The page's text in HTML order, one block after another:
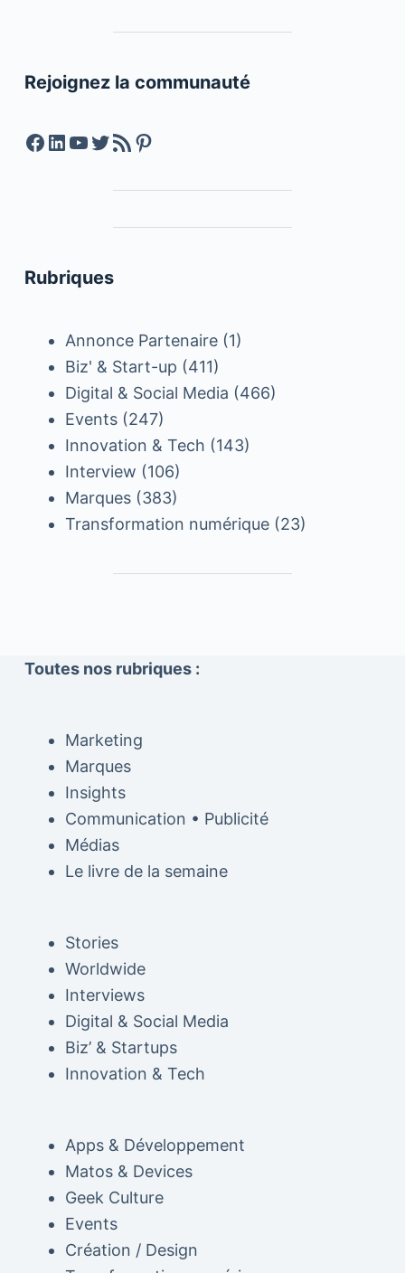
Rejoignez la communauté
Facebook
LinkedIn
YouTube
Twitter
Feed RSSPinterest
Rubriques
Annonce Partenaire(1)
Biz' & Start-up (411)
Digital & Social Media (466)
Events(247)
Innovation & Tech (143)
Interview (106)
Marques(383)
Transformation numérique(23)
Toutes nos rubriques :
Marketing
Marques
Insights
Communication • Publicité
Médias
Le livre de la semaine
Stories
Worldwide
Interviews
Digital & Social Media
Biz’ & Startups
Innovation & Tech
Apps & Développement
Matos & Devices
Geek Culture
Events
Création / Design